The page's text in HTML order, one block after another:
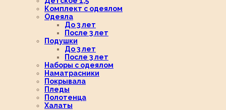
Комплект с одеялом
Одеяла
До 3 лет
После 3 лет
Подушки
До 3 лет
После 3 лет
Наборы с одеялом
Наматрасники
Покрывала
Пледы
Полотенца
Халаты